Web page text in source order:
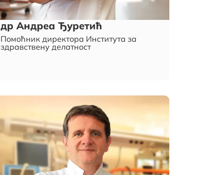
др Андреа Ђуретић
Помоћник директора Института за
здравствену делатност